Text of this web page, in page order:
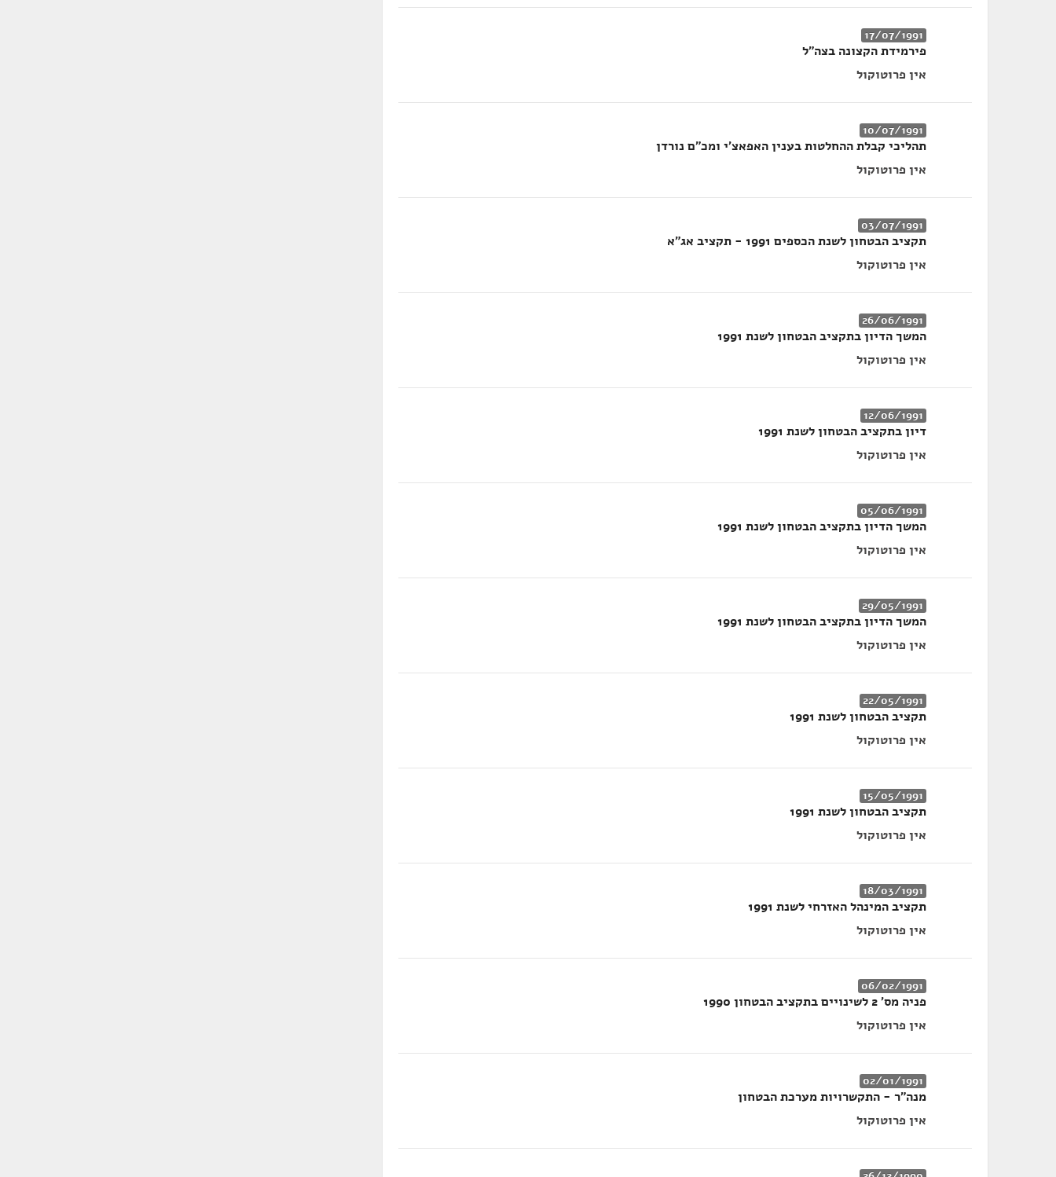
17/07/1991
פירמידת הקצונה בצה"ל
אין פרוטוקול
10/07/1991
תהליכי קבלת ההחלטות בענין האפאצ'י ומכ"ם נורדן
אין פרוטוקול
03/07/1991
תקציב הבטחון לשנת הכספים 1991 - תקציב אג"א
אין פרוטוקול
26/06/1991
המשך הדיון בתקציב הבטחון לשנת 1991
אין פרוטוקול
12/06/1991
דיון בתקציב הבטחון לשנת 1991
אין פרוטוקול
05/06/1991
המשך הדיון בתקציב הבטחון לשנת 1991
אין פרוטוקול
29/05/1991
המשך הדיון בתקציב הבטחון לשנת 1991
אין פרוטוקול
22/05/1991
תקציב הבטחון לשנת 1991
אין פרוטוקול
15/05/1991
תקציב הבטחון לשנת 1991
אין פרוטוקול
18/03/1991
תקציב המינהל האזרחי לשנת 1991
אין פרוטוקול
06/02/1991
פניה מס' 2 לשינויים בתקציב הבטחון 1990
אין פרוטוקול
02/01/1991
מנה"ר - התקשרויות מערכת הבטחון
אין פרוטוקול